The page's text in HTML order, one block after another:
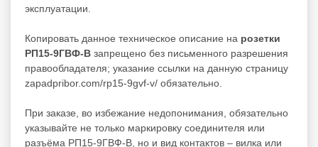
эксплуатации.
Копировать данное техническое описание на розетки
РП15-9ГВФ-В запрещено без письменного разрешения
правообладателя; указание ссылки на данную страницу
zapadpribor.com/rp15-9gvf-v/ обязательно.
При заказе, во избежание недопонимания, обязательно
указывайте не только маркировку соединителя или
разъёма РП15-9ГВФ-В, но и вид контактов – вилка или